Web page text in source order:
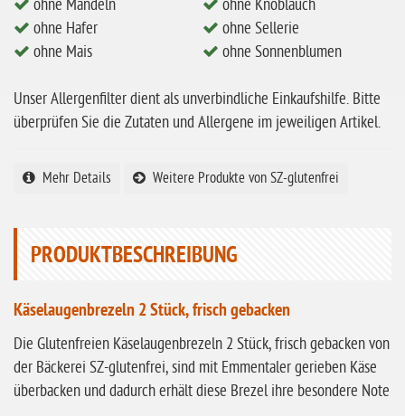
ohne Zuckerzusatz
ohne Reis
ohne Mais
ohne Senf
ohne Lupinen
ohne Buchweizen
ohne Knoblauch
ohne Sellerie
glutenfrei
ohne Mandeln
ohne Hafer
ohne Mais
ohne Knoblauch
ohne Sellerie
ohne Sonnenblumen
Unser Allergenfilter dient als unverbindliche Einkaufshilfe. Bitte
überprüfen Sie die Zutaten und Allergene im jeweiligen Artikel.
Mehr Details Weitere Produkte von SZ-glutenfrei
PRODUKTBESCHREIBUNG
Käselaugenbrezeln 2 Stück, frisch gebacken
Die Glutenfreien Käselaugenbrezeln 2 Stück, frisch gebacken von
der Bäckerei SZ-glutenfrei, sind mit Emmentaler gerieben Käse
überbacken und dadurch erhält diese Brezel ihre besondere Note